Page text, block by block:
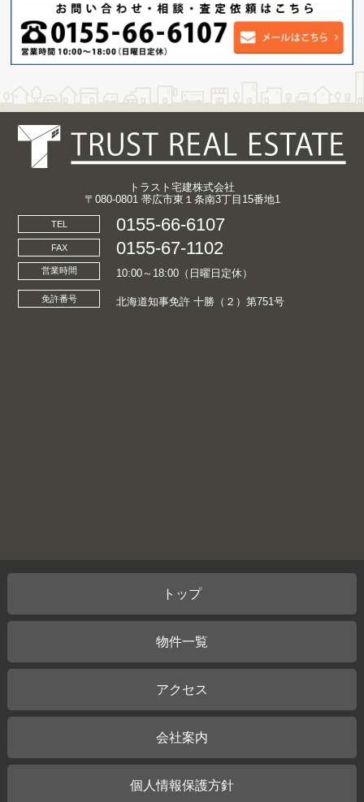
トラスト宅建株式会社
〒080-0801 帯広市東１条南3丁目15番地1
TEL 0155-66-6107
FAX 0155-67-1102
営業時間 10:00～18:00（日曜日定休）
免許番号 北海道知事免許 十勝（２）第751号
トップ
物件一覧
アクセス
会社案内
個人情報保護方針